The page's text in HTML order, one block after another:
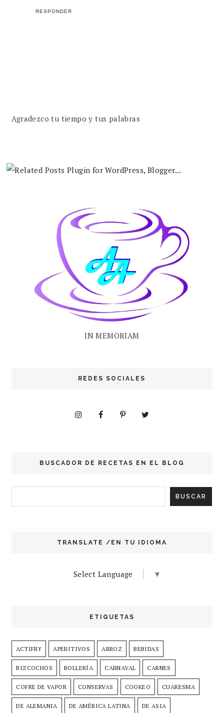
RESPONDER
Agradezco tu tiempo y tus palabras
IN MEMORIAM
REDES SOCIALES
BUSCADOR DE RECETAS EN EL BLOG
TRANSLATE /EN TU IDIOMA
Select Language ▼
ETIQUETAS
ACTIFRY APERITIVOS ARROZ BEBIDAS
BIZCOCHOS BOLLERÍA CARNAVAL CARNES
COFRE DE VAPOR CONSERVAS COOKEO CUARESMA
DE ALEMANIA DE AMÉRICA LATINA DE ASIA